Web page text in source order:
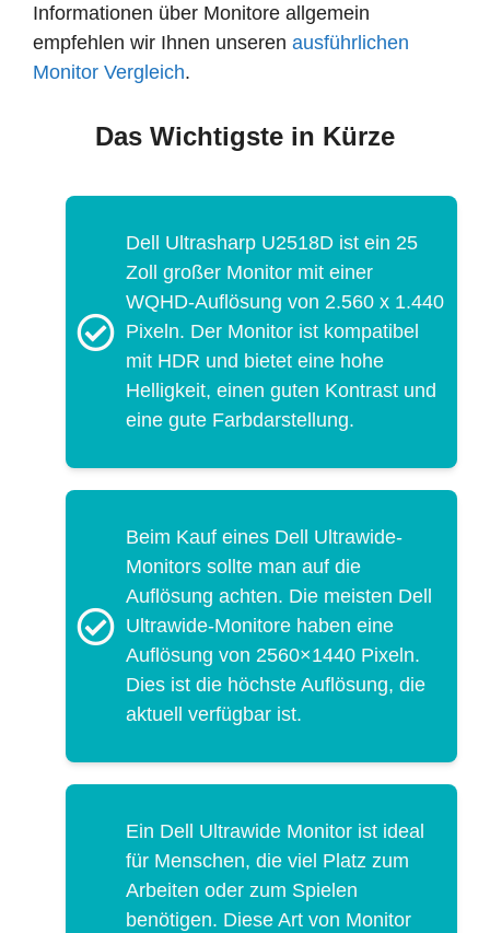
Informationen über Monitore allgemein
empfehlen wir Ihnen unseren ausführlichen
Monitor Vergleich.
Das Wichtigste in Kürze
Dell Ultrasharp U2518D ist ein 25
Zoll großer Monitor mit einer
WQHD-Auflösung von 2.560 x 1.440
Pixeln. Der Monitor ist kompatibel
mit HDR und bietet eine hohe
Helligkeit, einen guten Kontrast und
eine gute Farbdarstellung.
Beim Kauf eines Dell Ultrawide-
Monitors sollte man auf die
Auflösung achten. Die meisten Dell
Ultrawide-Monitore haben eine
Auflösung von 2560×1440 Pixeln.
Dies ist die höchste Auflösung, die
aktuell verfügbar ist.
Ein Dell Ultrawide Monitor ist ideal
für Menschen, die viel Platz zum
Arbeiten oder zum Spielen
benötigen. Diese Art von Monitor